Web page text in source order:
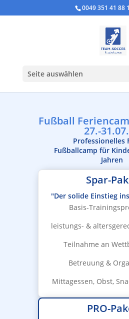
0049 351 41 88
Seite auswählen
Fußball
27.-
Professionelles
Fußballcamp für
Jahren
Spar-
"Der solide Einstieg
Basis-
leistungs- &
Teilnahme an
Betreuung &
Mittagessen, Obst,
PRO-